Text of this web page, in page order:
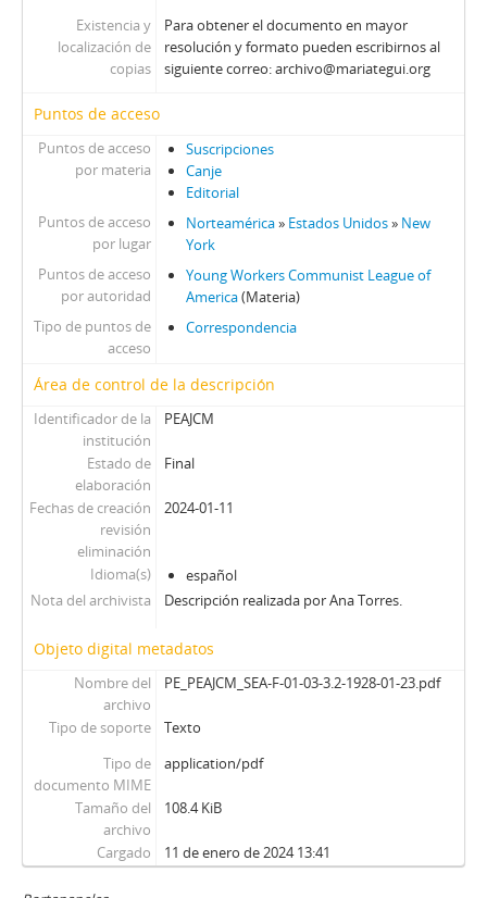
Existencia y
localización de
copias
Para obtener el documento en mayor
resolución y formato pueden escribirnos al
siguiente correo: archivo@mariategui.org
Puntos de acceso
Puntos de acceso
por materia
Suscripciones
Canje
Editorial
Puntos de acceso
por lugar
Norteamérica» Estados Unidos» New
York
Puntos de acceso
por autoridad
Young Workers Communist League of
America(Materia)
Tipo de puntos de
acceso
Correspondencia
Área de control de la descripción
Identificador de la
institución
PEAJCM
Estado de
elaboración
Final
Fechas de creación
revisión
eliminación
2024-01-11
Idioma(s)
español
Nota del archivista
Descripción realizada por Ana Torres.
Objeto digital metadatos
Nombre del
archivo
PE_PEAJCM_SEA-F-01-03-3.2-1928-01-23.pdf
Tipo de soporte
Texto
Tipo de
documento MIME
application/pdf
Tamaño del
archivo
108.4 KiB
Cargado 11 de enero de 2024 13:41